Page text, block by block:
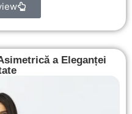
a Eleganței